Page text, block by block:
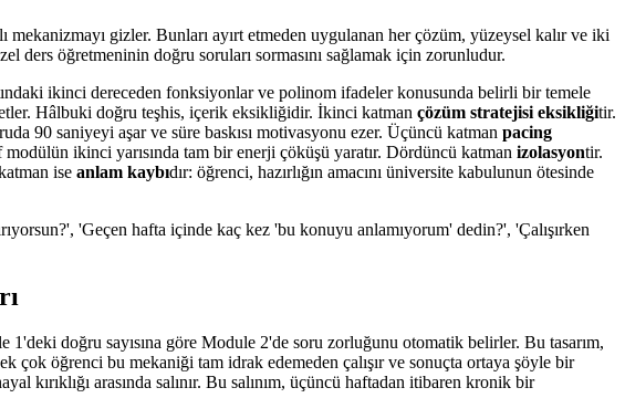
gizler. Bunları ayırt etmeden uygulanan her çözüm, yüzeysel kalır ve iki
ders öğretmeninin doğru soruları sormasını sağlamak için zorunludur.
ikinci dereceden fonksiyonlar ve polinom ifadeler konusunda belirli bir temele
Hâlbuki doğru teşhis, içerik eksikliğidir. İkinci katman çözüm stratejisi eksikliğitir.
90 saniyeyi aşar ve süre baskısı motivasyonu ezer. Üçüncü katman pacing
ikinci yarısında tam bir enerji çöküşü yaratır. Dördüncü katman izolasyontir.
ise anlam kaybıdır: öğrenci, hazırlığın amacını üniversite kabulunun ötesinde
'Geçen hafta içinde kaç kez 'bu konuyu anlamıyorum' dedin?', 'Çalışırken
1'deki doğru sayısına göre Module 2'de soru zorluğunu otomatik belirler. Bu tasarım,
çok öğrenci bu mekaniği tam idrak edemeden çalışır ve sonuçta ortaya şöyle bir
kırıklığı arasında salınır. Bu salınım, üçüncü haftadan itibaren kronik bir